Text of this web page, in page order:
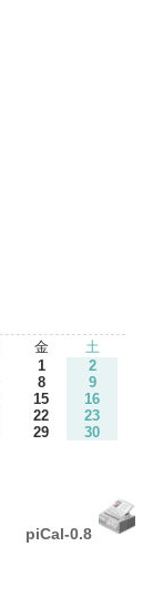
金
土
1
2
8
9
15
16
22
23
29
30
piCal-0.8